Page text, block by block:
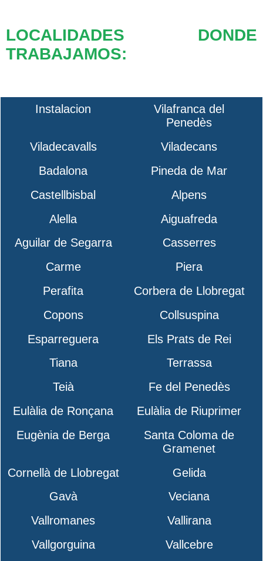
LOCALIDADES DONDE
TRABAJAMOS:
Instalacion
Vilafranca del
Penedès
Viladecavalls
Viladecans
Badalona
Pineda de Mar
Castellbisbal
Alpens
Alella
Aiguafreda
Aguilar de Segarra
Casserres
Carme
Piera
Perafita
Corbera de Llobregat
Copons
Collsuspina
Esparreguera
Els Prats de Rei
Tiana
Terrassa
Teià
Fe del Penedès
Eulàlia de Ronçana
Eulàlia de Riuprimer
Eugènia de Berga
Santa Coloma de
Gramenet
Cornellà de Llobregat
Gelida
Gavà
Veciana
Vallromanes
Vallirana
Vallgorguina
Vallcebre